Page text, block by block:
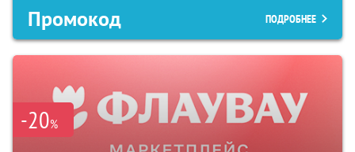
Промокод ПОДРОБНЕЕ
-20%